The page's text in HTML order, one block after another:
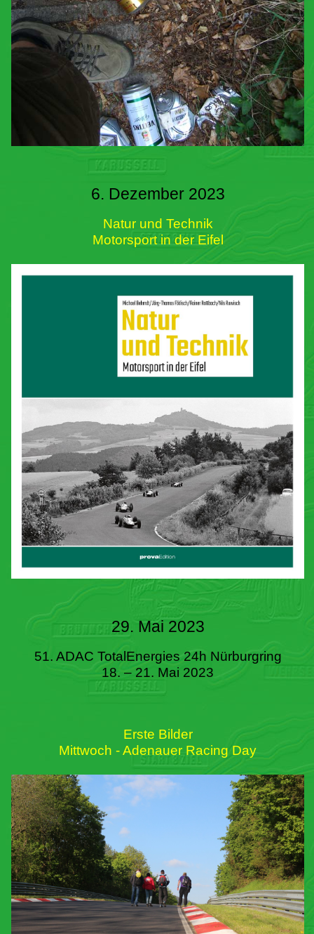
6. Dezember 2023
Natur und Technik
Motorsport in der Eifel
29. Mai 2023
51. ADAC TotalEnergies 24h Nürburgring
18. – 21. Mai 2023
Erste Bilder
Mittwoch - Adenauer Racing Day